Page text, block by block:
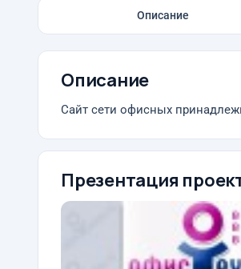
Описание
Описание
Сайт сети офисных
Презентация